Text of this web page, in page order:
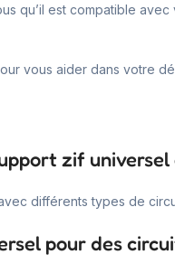
qu’il est compatible
vous aider dans votre
zif
différents types de
pour des